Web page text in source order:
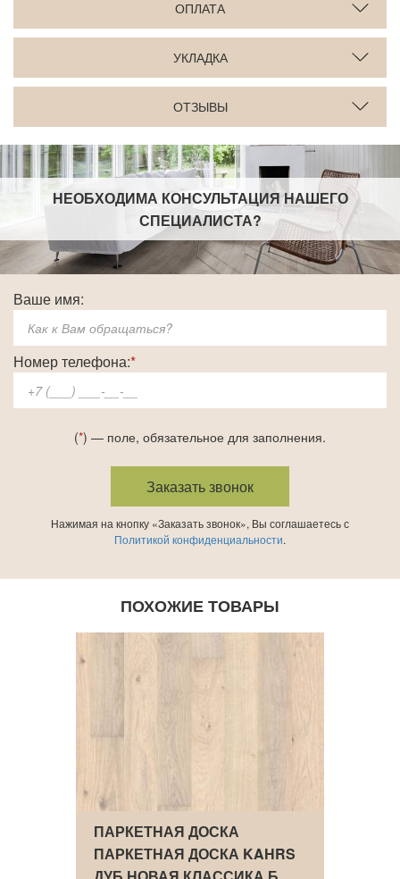
ОПЛАТА
УКЛАДКА
ОТЗЫВЫ
НЕОБХОДИМА КОНСУЛЬТАЦИЯ НАШЕГО
СПЕЦИАЛИСТА?
Ваше имя:
Номер телефона:*
(*) — поле, обязательное для заполнения.
Нажимая на кнопку «Заказать звонок», Вы соглашаетесь с
Политикой конфиденциальности.
ПОХОЖИЕ ТОВАРЫ
ПАРКЕТНАЯ ДОСКА
ПАРКЕТНАЯ ДОСКА KAHRS